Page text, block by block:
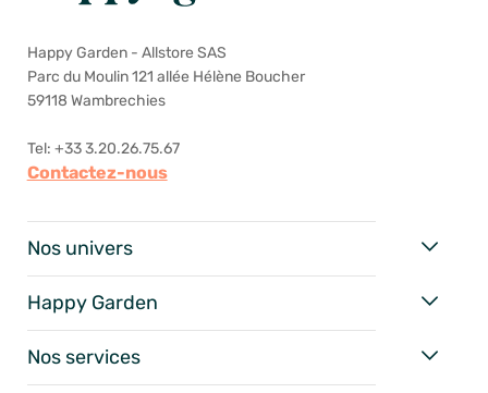
Happy Garden - Allstore SAS
Parc du Moulin 121 allée Hélène Boucher
59118 Wambrechies
Tel: +33 3.20.26.75.67
Contactez-nous
Nos univers
Happy Garden
Nos services